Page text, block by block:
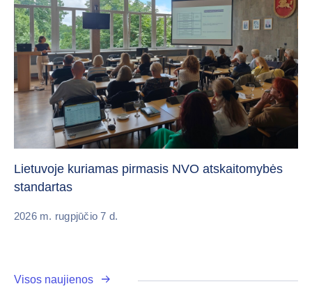
Lietuvoje kuriamas pirmasis NVO atskaitomybės
standartas
2026 m. rugpjūčio 7 d.
Visos naujienos